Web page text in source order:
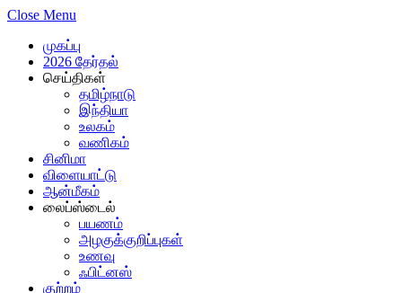
Close Menu
முகப்பு
2026 தேர்தல்
செய்திகள்
தமிழ்நாடு
இந்தியா
உலகம்
வணிகம்
சினிமா
விளையாட்டு
ஆன்மீகம்
லைப்ஸ்டைல்
பயணம்
அழகுக்குறிப்புகள்
உணவு
ஃபிட்னஸ்
குற்றம்